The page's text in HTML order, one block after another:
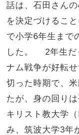
話は、石田さん
を決定づけるこ
で小学6年生まで
した。 2年生だ
ナム戦争が好転
切った時期で、
たが、身の回り
キリスト教大学
み、筑波大学3年